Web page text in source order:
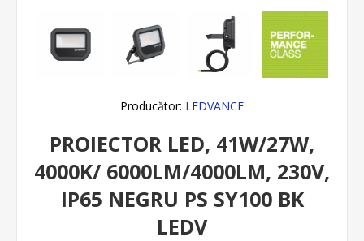
Producător: LEDVANCE
PROIECTOR LED, 41W/27W,
4000K/ 6000LM/4000LM, 230V,
IP65 NEGRU PS SY100 BK
LEDV